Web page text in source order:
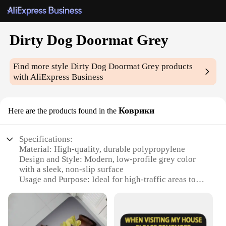
Dirty Dog Doormat Grey
Find more styleDirty Dog Doormat Grey products
with AliExpress Business
Here are the products found in the Коврики
Specifications:
Material: High-quality, durable polypropylene
Design and Style: Modern, low-profile grey color
with a sleek, non-slip surface
Usage and Purpose: Ideal for high-traffic areas to
Typical Adaptive Scenario: Perfect for indoor or
outdoor use, especially for pet owners
Shape or Size or Weight or Quantity: Available in